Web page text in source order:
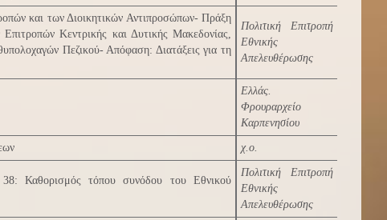
και των Διοικητικών Αντιπροσώπων- Πράξη
Κεντρικής και Δυτικής Μακεδονίας,
Πεζικού- Απόφαση: Διατάξεις για τη
Πολιτική Επιτροπή
Εθνικής
Απελευθέρωσης
Ελλάς.
Φρουραρχείο
Καρπενησίου
χ.ο.
Καθορισμός τόπου συνόδου του Εθνικού
Πολιτική Επιτροπή
Εθνικής
Απελευθέρωσης